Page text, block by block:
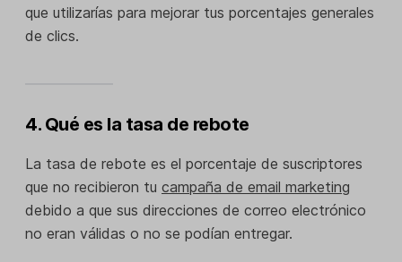
que utilizarías para mejorar tus porcentajes generales
de clics.
4. Qué es la tasa de rebote
La tasa de rebote es el porcentaje de suscriptores
que no recibieron tu campaña de email marketing
debido a que sus direcciones de correo electrónico
no eran válidas o no se podían entregar.